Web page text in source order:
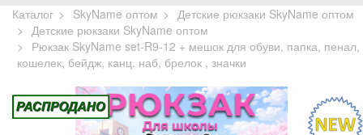
Каталог SkyName оптом
Детские рюкзаки SkyName оптом
Детские рюкзаки SkyName оптом
Рюкзак SkyName set-R9-12 + мешок для обуви, папка, пенал,
кошелек, бейдж, канц. наб, брелок , значки